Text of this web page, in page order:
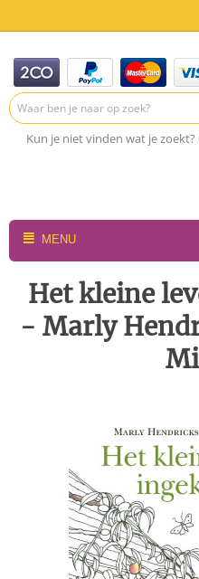
Kun je niet vinden wat je
MENU
Het kleine
- Marly